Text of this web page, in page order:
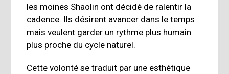
les moines Shaolin ont décidé de ra­lentir la
cadence. Ils désirent avancer dans le temps
mais veulent garder un rythme plus humain
plus proche du cycle naturel.
Cette volonté se traduit par une esthétique